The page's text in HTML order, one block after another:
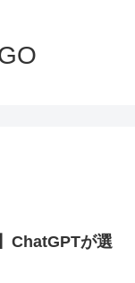
ChatGPTが選